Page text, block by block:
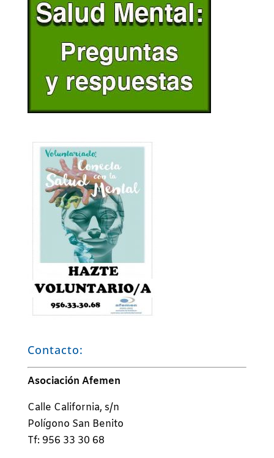
Contacto:
Asociación Afemen
Calle California, s/n
Polígono San Benito
Tf: 956 33 30 68